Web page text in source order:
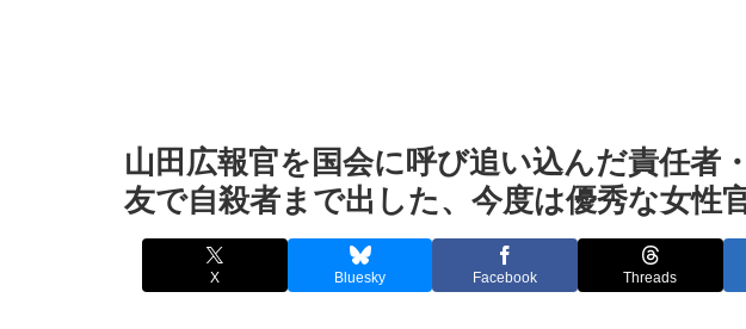
山田広報官を国会に呼び追い込んだ責任者
友で自殺者まで出した、今度は優秀な女性
X Bluesky Facebook Threads